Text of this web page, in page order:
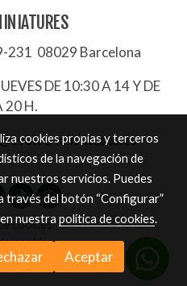
231 08029 Barcelona
DE 10:30 A 14 Y DE
20 H.
miniatures.es
cookies
cookies
cookies propias y terceros
de la navegación de
nuestros servicios. Puedes
del botón “Configurar”
nuestra política de cookies.
Aceptar